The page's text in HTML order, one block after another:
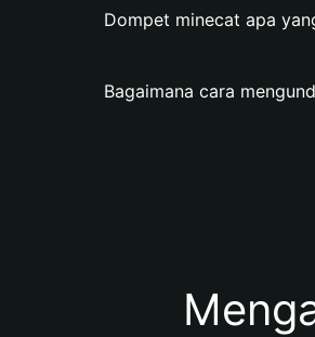
Dompet minecat apa
Bagaimana cara